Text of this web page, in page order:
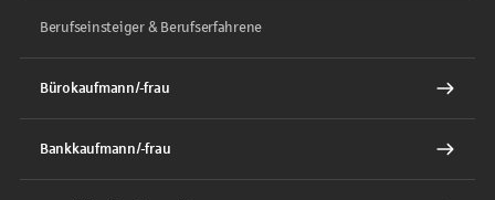
Berufseinsteiger & Berufserfahrene
Bürokaufmann/-frau
Bankkaufmann/-frau